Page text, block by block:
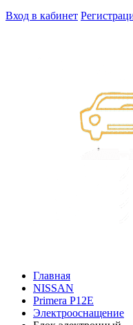
Вход в кабинет
Главная
NISSAN
Primera P12E
Электрооснащение